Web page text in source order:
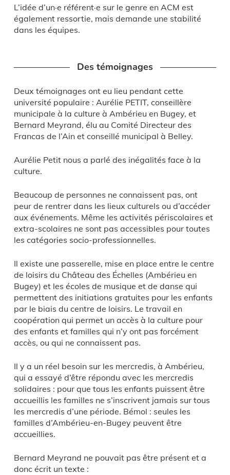
L’idée d’un·e référent·e sur le genre en ACM est
également ressortie, mais demande une stabilité
dans les équipes.
Des témoignages
Deux témoignages ont eu lieu pendant cette
université populaire : Aurélie PETIT, conseillère
municipale à la culture à Ambérieu en Bugey, et
Bernard Meyrand, élu au Comité Directeur des
Francas de l’Ain et conseillé municipal à Belley.
Aurélie Petit nous a parlé des inégalités face à la
culture.
Beaucoup de personnes ne connaissent pas, ont
peur de rentrer dans les lieux culturels ou d’accéder
aux événements. Même les activités périscolaires et
extra-scolaires ne sont pas accessibles pour toutes
les catégories socio-professionnelles.
Il existe une passerelle, mise en place entre le centre
de loisirs du Château des Échelles (Ambérieu en
Bugey) et les écoles de musique et de danse qui
permettent des initiations gratuites pour les enfants
par le biais du centre de loisirs. Le travail en
coopération qui permet un accès à la culture pour
des enfants et familles qui n’y ont pas forcément
accès, ou qui ne connaissent pas.
Il y a un réel besoin sur les mercredis, à Ambérieu,
qui a essayé d’être répondu avec les mercredis
solidaires : pour que tous les enfants puissent être
accueillis les familles ne s’inscrivent jamais sur tous
les mercredis d’une période. Bémol : seules les
familles d’Ambérieu-en-Bugey peuvent être
accueillies.
Bernard Meyrand ne pouvait pas être présent et a
donc écrit un texte :